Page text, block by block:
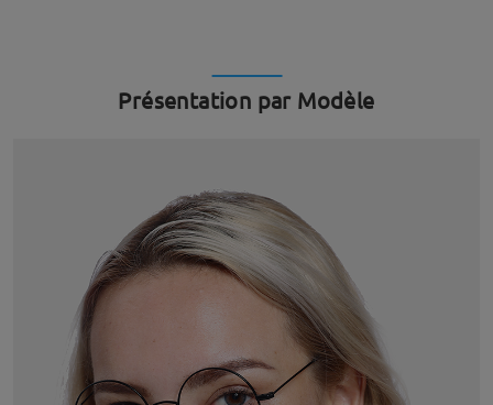
Présentation par Modèle